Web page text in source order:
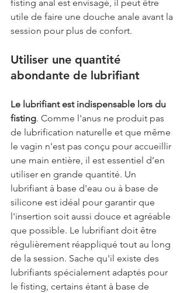
fisting anal est envisagé, il peut être
utile de faire une douche anale avant la
session pour plus de confort.
Utiliser une quantité
abondante de lubrifiant
Le lubrifiant est indispensable lors du
fisting. Comme l'anus ne produit pas
de lubrification naturelle et que même
le vagin n'est pas conçu pour accueillir
une main entière, il est essentiel d’en
utiliser en grande quantité. Un
lubrifiant à base d'eau ou à base de
silicone est idéal pour garantir que
l'insertion soit aussi douce et agréable
que possible. Le lubrifiant doit être
régulièrement réappliqué tout au long
de la session. Sache qu'il existe des
lubrifiants spécialement adaptés pour
le fisting, certains étant à base de